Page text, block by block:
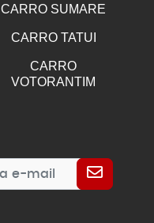
CARRO SUMARE
CARRO TATUI
CARRO
VOTORANTIM